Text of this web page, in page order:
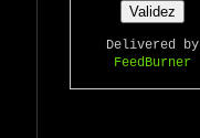
Delivered by
FeedBurner